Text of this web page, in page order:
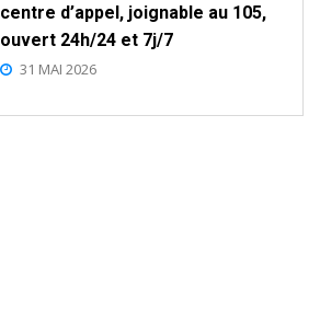
centre d’appel, joignable au 105,
ouvert 24h/24 et 7j/7
31 MAI 2026